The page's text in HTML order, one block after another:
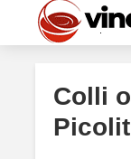
Colli
Picolit